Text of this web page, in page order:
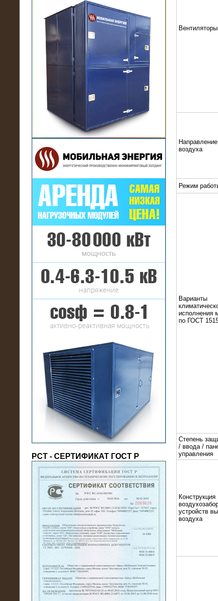
21.03.2017
Комплектная трансформаторная
подстанция 6 МВА (морское
исполнение, IP56)
16.01.2017
Аренда нагрузочного комплекса 22
МВт (10 кВ) на газовое
месторождение
17.10.2016
Резистивный высоковольтный
нагрузочный модуль 5 МВт
(напряжение 6/10 кВ)
21.08.2016
На производственное предприятие
модули 20 МВт (0,4 кВ)
РСТ - СЕРТИФИКАТ ГОСТ Р
Вентиляторы
воздуха
Режим
Варианты
исполнения
по ГОСТ
Степень
/ ввода /
управления
Конструкция
устройств
воздуха